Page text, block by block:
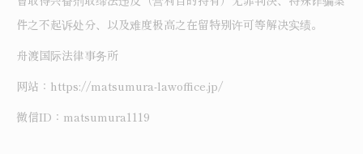
件之不起诉处分、以及难度极高之在留特别许可等解决实绩。
舟渡国际法律事务所
网站：https://matsumura-lawoffice.jp/
微信ID：matsumura1119